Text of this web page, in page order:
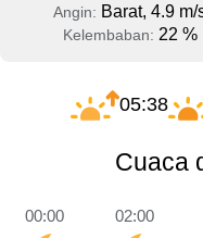
Angin: Barat, 4.9 m/
Kelembaban: 22 %
05:38
Cuaca
00:00 02:00